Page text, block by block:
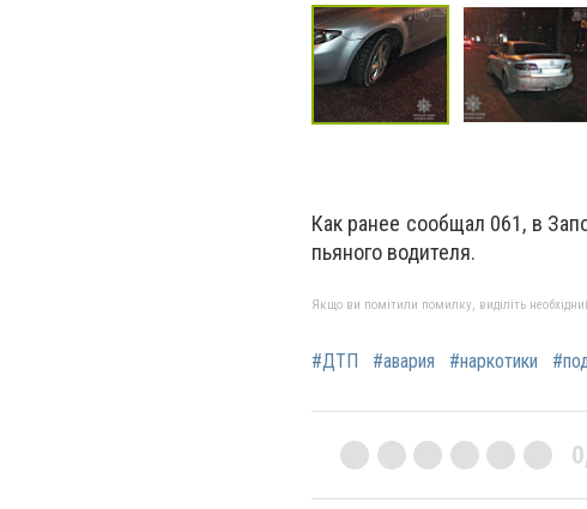
Как ранее сообщал 061, в
пьяного водителя.
Якщо ви помітили помилку, виділіть
#ДТП #авария #наркотики